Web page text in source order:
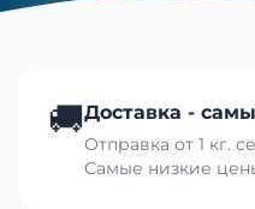
🚚Доставка -
Отправка от 1 кг.
Самые низкие